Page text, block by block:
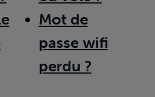
Mot de
passe wifi
perdu ?